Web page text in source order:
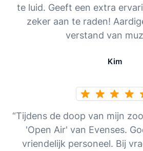
te luid. Geeft een extra
zeker aan te raden!
verstand van
Kim
“Tijdens de doop van mijn
'Open Air' van Evenses.
vriendelijk personeel. Bij